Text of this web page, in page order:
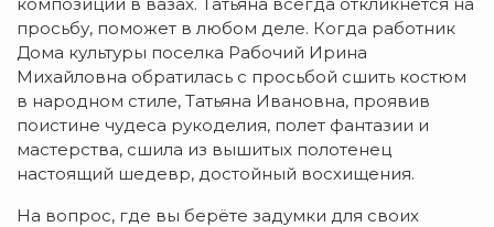
просьбу, поможет в любом деле. Когда работник
Дома культуры поселка Рабочий Ирина
Михайловна обратилась с просьбой сшить костюм
в народном стиле, Татьяна Ивановна, проявив
поистине чудеса рукоделия, полет фантазии и
мастерства, сшила из вышитых полотенец
настоящий шедевр, достойный восхищения.
На вопрос, где вы берёте задумки для своих